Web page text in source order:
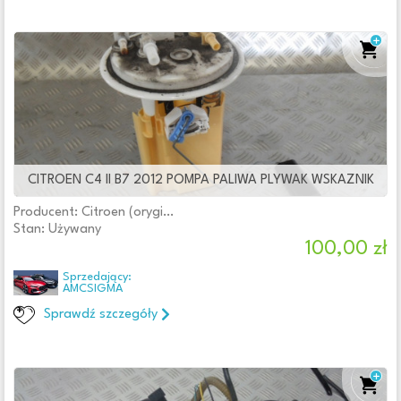
Numer katalogowy części
Numer katalogowy oryginału
Numer katalogowy oryginału
Typ silnika
Benzyna
Brak informacji
CITROEN C4 II B7 2012 POMPA PALIWA PLYWAK WSKAZNIK
Producent: Citroen (oryginalne OE)
Stan: Używany
100,00 zł
Sprzedający:
AMCSIGMA
Sprawdź szczegóły